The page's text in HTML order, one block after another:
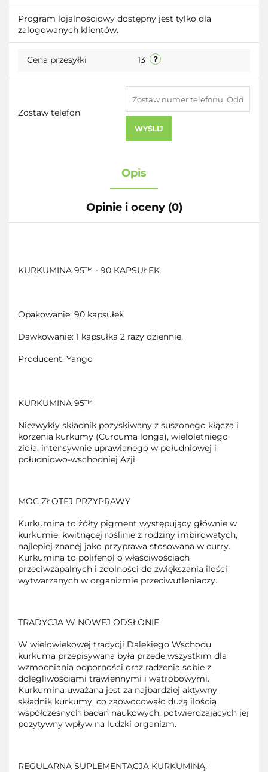
Do
Program lojalnościowy dostępny jest tylko dla
zalogowanych klientów.
Cena przesyłki 13
Zostaw telefon
WYŚLIJ
Opis
Opinie i oceny (0)
KURKUMINA 95™ - 90 KAPSUŁEK
Opakowanie: 90 kapsułek
Dawkowanie: 1 kapsułka 2 razy dziennie.
Producent: Yango
KURKUMINA 95™
Niezwykły składnik pozyskiwany z suszonego kłącza i
korzenia kurkumy (Curcuma longa), wieloletniego
zioła, intensywnie uprawianego w południowej i
południowo-wschodniej Azji.
MOC ZŁOTEJ PRZYPRAWY
Kurkumina to żółty pigment występujący głównie w
kurkumie, kwitnącej roślinie z rodziny imbirowatych,
najlepiej znanej jako przyprawa stosowana w curry.
Kurkumina to polifenol o właściwościach
przeciwzapalnych i zdolności do zwiększania ilości
wytwarzanych w organizmie przeciwutleniaczy.
TRADYCJA W NOWEJ ODSŁONIE
W wielowiekowej tradycji Dalekiego Wschodu
kurkuma przepisywana była przede wszystkim dla
wzmocniania odporności oraz radzenia sobie z
dolegliwościami trawiennymi i wątrobowymi.
Kurkumina uważana jest za najbardziej aktywny
składnik kurkumy, co zaowocowało dużą ilością
współczesnych badań naukowych, potwierdzających jej
pozytywny wpływ na ludzki organizm.
REGULARNA SUPLEMENTACJA KURKUMINĄ: